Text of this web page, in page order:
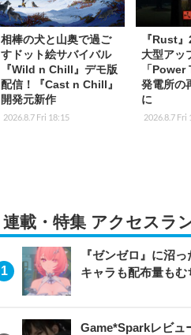
相棒の犬と山奥で過ご
すドット絵サバイバル
『Wild n Chill』デモ版
配信！『Cast n Chill』
開発元新作
2026.8.7 Fri 18:15
『Rust
大型アッ
「Power
発電所の
に
2026.8.7 Fri
連載・特集 アクセスラ
『ゼンゼロ』に沼
キャラも配布量も
Game*Sparkレビ